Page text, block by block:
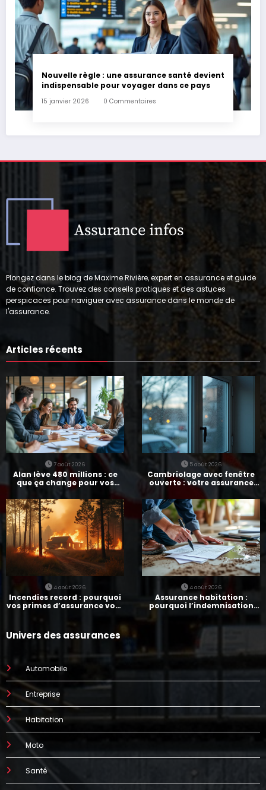
Nouvelle règle : une assurance santé devient
indispensable pour voyager dans ce pays
15 janvier 2026 0 Commentaires
Plongez dans le blog de Maxime Rivière, expert en assurance et guide
de confiance. Trouvez des conseils pratiques et des astuces
perspicaces pour naviguer avec assurance dans le monde de
l'assurance.
Articles récents
7 août 2026
Alan lève 480 millions : ce
que ça change pour vos
5 août 2026
Cambriolage avec fenêtre
ouverte : votre assurance
paie-t-elle ?
4 août 2026
Incendies record : pourquoi
vos primes d’assurance vont
4 août 2026
Assurance habitation :
pourquoi l’indemnisation
prend parfois 7 mois
Univers des assurances
Automobile
Entreprise
Habitation
Moto
Santé